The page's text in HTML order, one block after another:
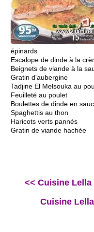
épinards
Escalope de dinde à la
Beignets de viande à la
Gratin d'aubergine
Tadjine El Melsouka au
Feuilleté au poulet
Boulettes de dinde en
Spaghettis au thon
Haricots verts pannés
Gratin de viande hachée
<< Cuisine
Cuisine